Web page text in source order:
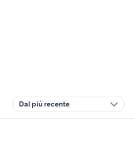
Dal più recente